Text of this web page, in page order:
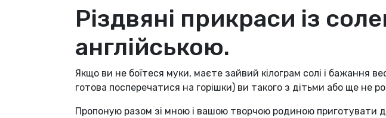
Різдвяні прикраси із
англійською.
Якщо ви не боїтеся муки, маєте зайвий кілограм солі і бажання
готова посперечатися на горішки) ви такого з дітьми або ще не
Пропоную разом зі мною і вашою творчою родиною приготувати